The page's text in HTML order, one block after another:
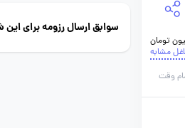
مشابه
وقت
سوابق ارسال رزومه برای